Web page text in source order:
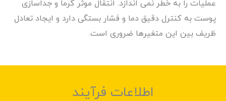
عملیات را به خطر نمی اندازد. انتقال موثر گرما و جداسازی
پوست به کنترل دقیق دما و فشار بستگی دارد و ایجاد تعادل
ظریف بین این متغیرها ضروری است.
اطلاعات فرآیند